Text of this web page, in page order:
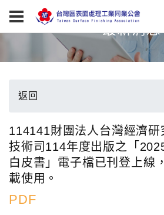
最新消息
返回
114141財團法人台灣經濟
技術司114年度出版之「
白皮書」電子檔已刊登上線
載使用。
PDF